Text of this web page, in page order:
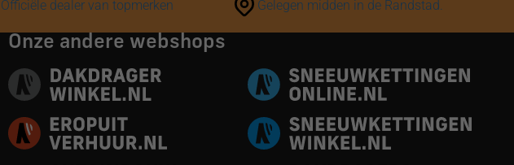
Officiële dealer van topmerken
Gelegen midden in de Randstad.
Onze andere webshops